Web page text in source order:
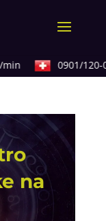
0901/120-
na